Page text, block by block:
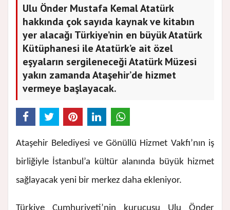
Ulu Önder Mustafa Kemal Atatürk
hakkında çok sayıda kaynak ve kitabın
yer alacağı Türkiye’nin en büyük Atatürk
Kütüphanesi ile Atatürk’e ait özel
eşyaların sergileneceği Atatürk Müzesi
yakın zamanda Ataşehir’de hizmet
vermeye başlayacak.
Ataşehir Belediyesi ve Gönüllü Hizmet Vakfı’nın iş
birliğiyle İstanbul’a kültür alanında büyük hizmet
sağlayacak yeni bir merkez daha ekleniyor.